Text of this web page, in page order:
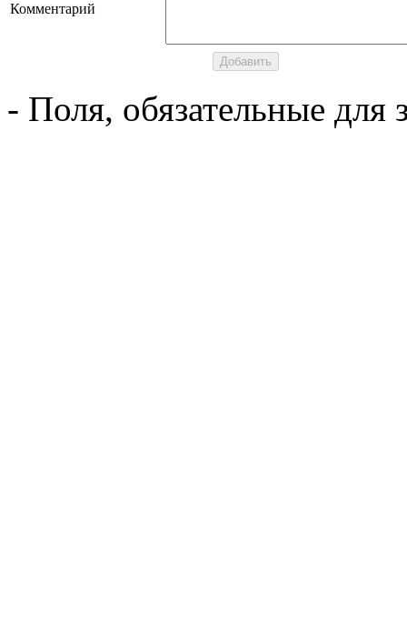
Комментарий
- Поля, обязательные для